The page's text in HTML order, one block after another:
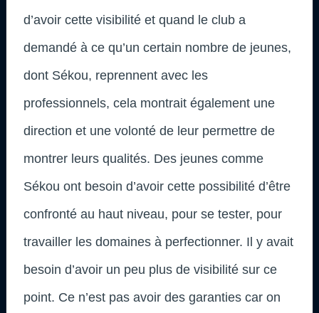
d’avoir cette visibilité et quand le club a
demandé à ce qu’un certain nombre de jeunes,
dont Sékou, reprennent avec les
professionnels, cela montrait également une
direction et une volonté de leur permettre de
montrer leurs qualités. Des jeunes comme
Sékou ont besoin d’avoir cette possibilité d’être
confronté au haut niveau, pour se tester, pour
travailler les domaines à perfectionner. Il y avait
besoin d’avoir un peu plus de visibilité sur ce
point. Ce n’est pas avoir des garanties car on